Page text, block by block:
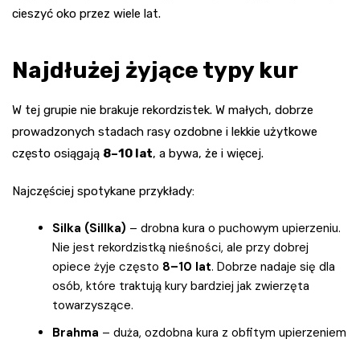
cieszyć oko przez wiele lat.
Najdłużej żyjące typy kur
W tej grupie nie brakuje rekordzistek. W małych, dobrze
prowadzonych stadach rasy ozdobne i lekkie użytkowe
często osiągają 8–10 lat, a bywa, że i więcej.
Najczęściej spotykane przykłady:
Silka (Sillka) – drobna kura o puchowym upierzeniu.
Nie jest rekordzistką nieśności, ale przy dobrej
opiece żyje często 8–10 lat. Dobrze nadaje się dla
osób, które traktują kury bardziej jak zwierzęta
towarzyszące.
Brahma – duża, ozdobna kura z obfitym upierzeniem